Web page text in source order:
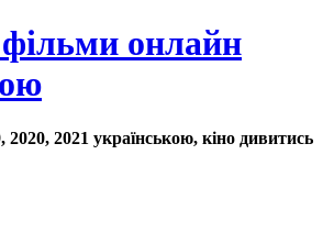
онлайн
2021 українською, кіно дивитись